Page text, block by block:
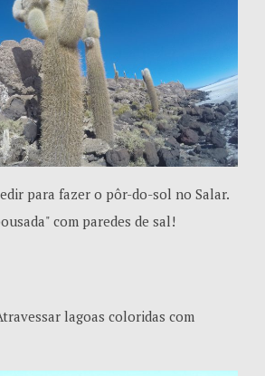
para fazer o pôr-do-sol no Salar.
com paredes de sal!
lagoas coloridas com